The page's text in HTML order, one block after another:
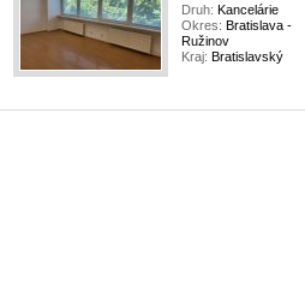
Druh: Kancelárie
Okres: Bratislava -
Ružinov
Kraj: Bratislavský